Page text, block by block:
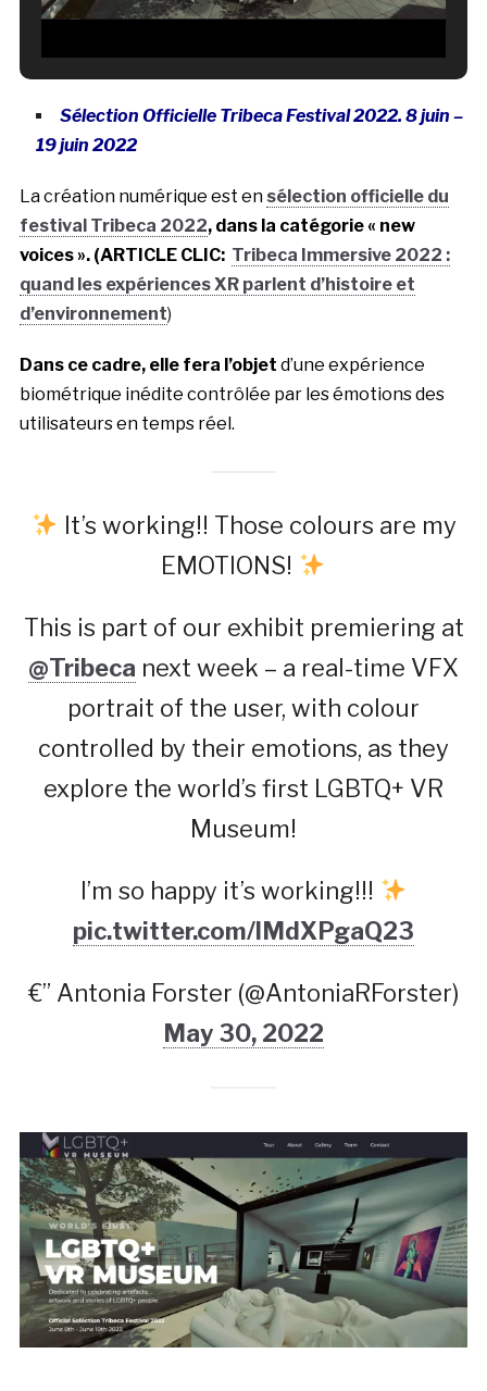
Sélection Officielle Tribeca Festival 2022. 8 juin –
19 juin 2022
La création numérique est en sélection officielle du
festival Tribeca 2022, dans la catégorie « new
voices ». (ARTICLE CLIC: Tribeca Immersive 2022 :
quand les expériences XR parlent d’histoire et
d’environnement)
Dans ce cadre, elle fera l’objet d’une expérience
biométrique inédite contrôlée par les émotions des
utilisateurs en temps réel.
It’s working!! Those colours are my
EMOTIONS!
This is part of our exhibit premiering at
@Tribeca next week – a real-time VFX
portrait of the user, with colour
controlled by their emotions, as they
explore the world’s first LGBTQ+ VR
Museum!
I’m so happy it’s working!!!
pic.twitter.com/lMdXPgaQ23
€” Antonia Forster (@AntoniaRForster)
May 30, 2022